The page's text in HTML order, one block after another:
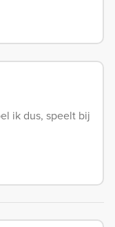
ik dus, speelt bij